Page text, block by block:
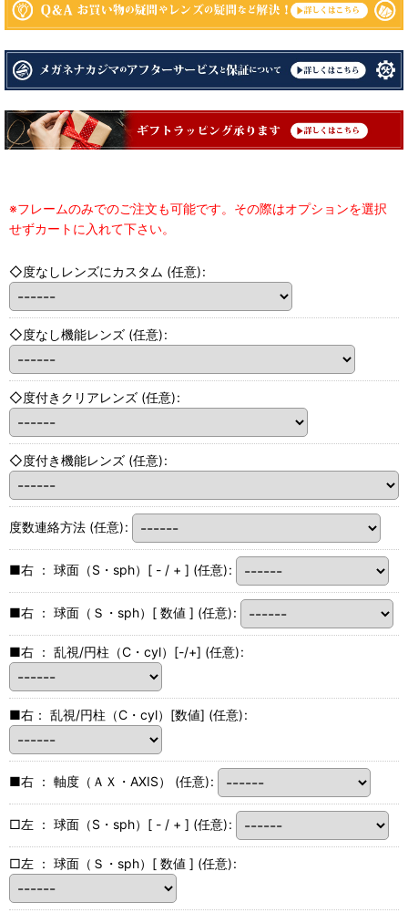
※フレームのみでのご注文も可能です。その際はオプションを選択
せずカートに入れて下さい。
◇度なしレンズにカスタム (任意):
◇度なし機能レンズ (任意):
◇度付きクリアレンズ (任意):
◇度付き機能レンズ (任意):
度数連絡方法 (任意):
■右 ： 球面（S・sph）[ - / + ] (任意):
■右 ： 球面（Ｓ・sph）[ 数値 ] (任意):
■右 ： 乱視/円柱（C・cyl）[-/+] (任意):
■右： 乱視/円柱（C・cyl）[数値] (任意):
■右 ： 軸度（ＡＸ・AXIS） (任意):
□左 ： 球面（S・sph）[ - / + ] (任意):
□左 ： 球面（Ｓ・sph）[ 数値 ] (任意):